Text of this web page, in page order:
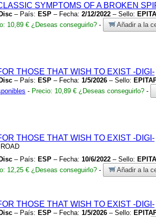
SYMPTOMS OF A BROKEN
– País: ESP – Fecha: 2/12/2022 – Sello:
10,89 € ¿Deseas conseguirlo? - Añadir a la
THOSE THAT WISH TO EXIST -DIGI-
– País: ESP – Fecha: 1/5/2026 – Sello:
- Precio: 10,89 € ¿Deseas conseguirlo? -
THOSE THAT WISH TO EXIST -DIGI-
– País: ESP – Fecha: 10/6/2022 – Sello:
12,25 € ¿Deseas conseguirlo? - Añadir a la
THOSE THAT WISH TO EXIST -DIGI-
– País: ESP – Fecha: 1/5/2026 – Sello: